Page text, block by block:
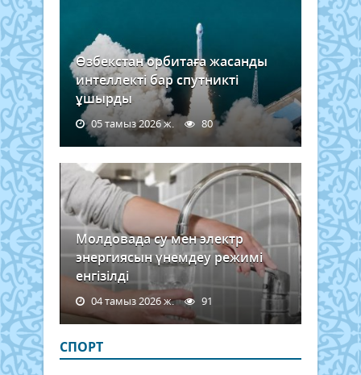
Өзбекстан орбитаға жасанды
интеллекті бар спутникті
ұшырды
05 тамыз 2026 ж. 80
Молдовада су мен электр
энергиясын үнемдеу режимі
енгізілді
04 тамыз 2026 ж. 91
СПОРТ